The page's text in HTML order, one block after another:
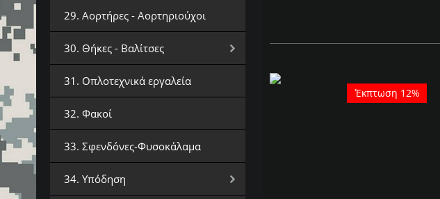
29. Αορτήρες - Αορτηριούχοι
30. Θήκες - Βαλίτσες
31. Οπλοτεχνικά εργαλεία
32. Φακοί
33. Σφενδόνες-Φυσοκάλαμα
34. Υπόδηση
Έκπτωση 12%